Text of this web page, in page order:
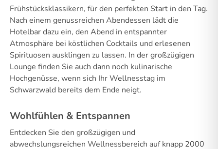
Frühstücksklassikern, für den perfekten Start in den Tag.
Nach einem genussreichen Abendessen lädt die
Hotelbar dazu ein, den Abend in entspannter
Atmosphäre bei köstlichen Cocktails und erlesenen
Spirituosen ausklingen zu lassen. In der großzügigen
Lounge finden Sie auch dann noch kulinarische
Hochgenüsse, wenn sich Ihr Wellnesstag im
Schwarzwald bereits dem Ende neigt.
Wohlfühlen & Entspannen
Entdecken Sie den großzügigen und
abwechslungsreichen Wellnessbereich auf knapp 2000